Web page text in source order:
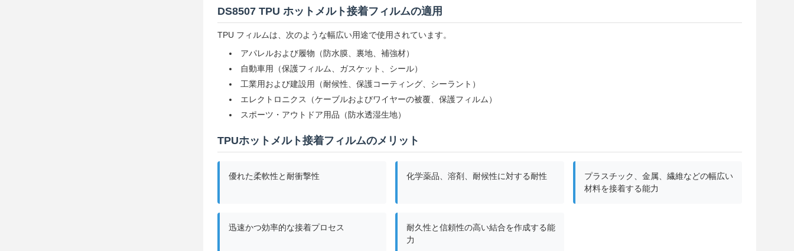
DS8507 TPU ホットメルト接着フィルムの適用
TPU フィルムは、次のような幅広い用途で使用されています。
アパレルおよび履物（防水膜、裏地、補強材）
自動車用（保護フィルム、ガスケット、シール）
工業用および建設用（耐候性、保護コーティング、シーラント）
エレクトロニクス（ケーブルおよびワイヤーの被覆、保護フィルム）
スポーツ・アウトドア用品（防水透湿生地）
TPUホットメルト接着フィルムのメリット
優れた柔軟性と耐衝撃性 化学薬品、溶剤、耐候性に対する耐性
プラスチック、金属、繊維などの幅広い
材料を接着する能力
迅速かつ効率的な接着プロセス
耐久性と信頼性の高い結合を作成する能
力